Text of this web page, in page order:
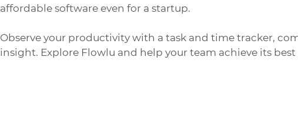
affordable software even for a startup.
Observe your productivity with a task and time tracker,
insight. Explore Flowlu and help your team achieve its